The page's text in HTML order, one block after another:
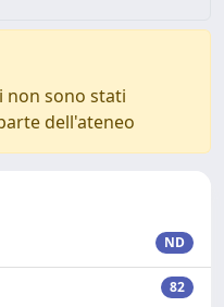
non sono stati
dell'ateneo
ND
82